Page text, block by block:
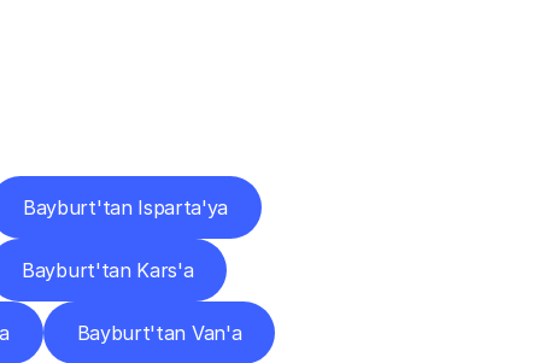
Bayburt'tan Isparta'ya
Bayburt'tan Kars'a
Bayburt'tan Van'a